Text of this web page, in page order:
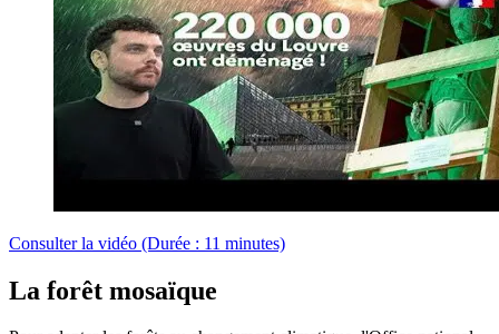
Consulter la vidéo (Durée : 11 minutes)
La forêt mosaïque